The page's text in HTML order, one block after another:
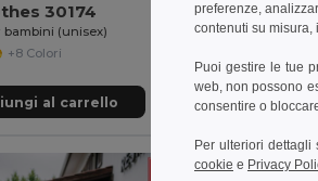
30174
bambini (unisex)
+8 Colori
al carrello
TH
T-shirt
preferenze,
contenuti su misura,
Puoi gestire le tue
web, non possono
consentire o
Per ulteriori
cookie e Privacy